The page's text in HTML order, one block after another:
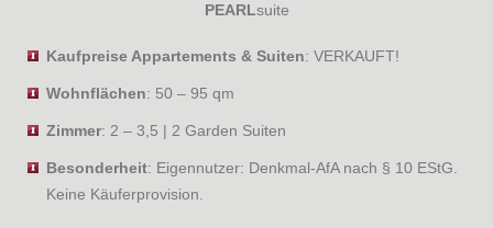
PEARLsuite
Kaufpreise Appartements & Suiten: VERKAUFT!
Wohnflächen: 50 – 95 qm
Zimmer: 2 – 3,5 | 2 Garden Suiten
Besonderheit: Eigennutzer: Denkmal-AfA nach § 10 EStG.
Keine Käuferprovision.